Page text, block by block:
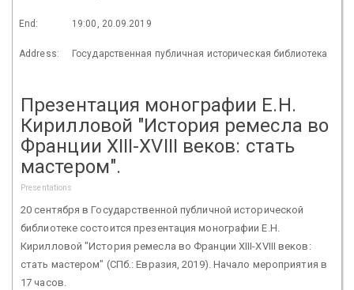
End: 19:00, 20.09.2019
Address: Государственная публичная историческая библиотека
Презентация монографии Е.Н.
Кирилловой "История ремесла во
Франции XIII-XVIII веков: стать
мастером".
Presentations
20 сентября в Государственной публичной исторической
библиотеке состоится презентация монографии Е.Н.
Кирилловой "История ремесла во Франции XIII-XVIII веков:
стать мастером" (СПб.: Евразия, 2019). Начало мероприятия в
17 часов.